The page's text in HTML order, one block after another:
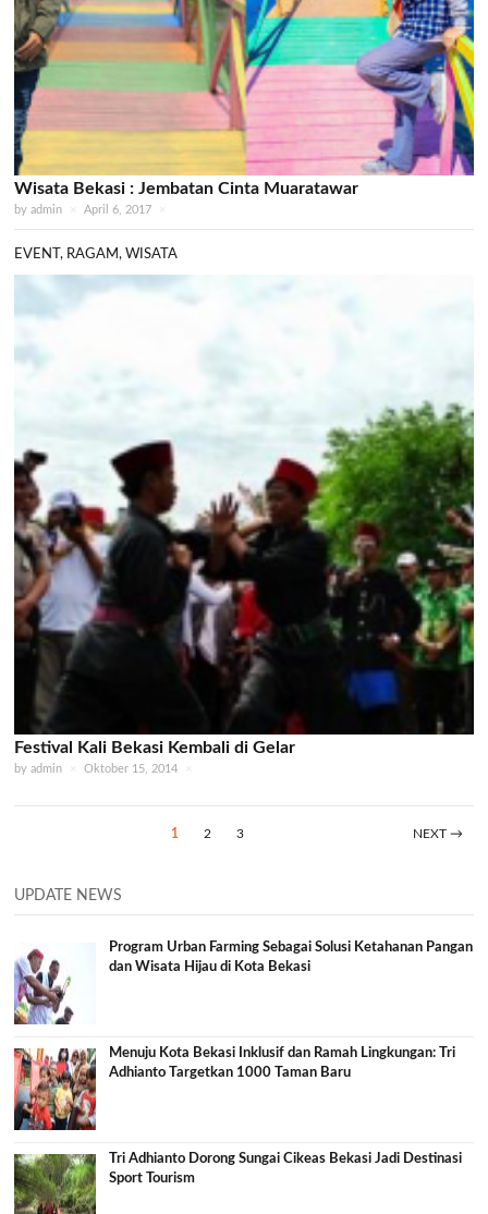
Wisata Bekasi : Jembatan Cinta Muaratawar
byadmin × April 6, 2017 ×
EVENT, RAGAM, WISATA
Festival Kali Bekasi Kembali di Gelar
byadmin × Oktober 15, 2014 ×
1 2 3 NEXT →
UPDATE NEWS
Program Urban Farming Sebagai Solusi Ketahanan Pangan
dan Wisata Hijau di Kota Bekasi
Menuju Kota Bekasi Inklusif dan Ramah Lingkungan: Tri
Adhianto Targetkan 1000 Taman Baru
Tri Adhianto Dorong Sungai Cikeas Bekasi Jadi Destinasi
Sport Tourism